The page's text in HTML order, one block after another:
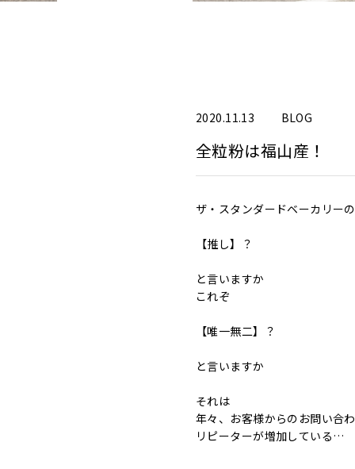
2020.11.13 BLOG
全粒粉は福山産！
ザ・スタンダードベーカリーの
【推し】？
と言いますか
これぞ
【唯一無二】？
と言いますか
それは
年々、お客様からのお問い合
リピーターが増加している…